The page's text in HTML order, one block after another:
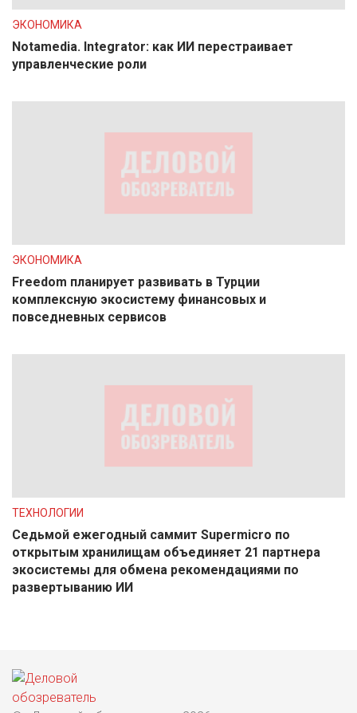
ЭКОНОМИКА
Notamedia. Integrator: как ИИ перестраивает
управленческие роли
ЭКОНОМИКА
Freedom планирует развивать в Турции
комплексную экосистему финансовых и
повседневных сервисов
ТЕХНОЛОГИИ
Седьмой ежегодный саммит Supermicro по
открытым хранилищам объединяет 21 партнера
экосистемы для обмена рекомендациями по
развертыванию ИИ